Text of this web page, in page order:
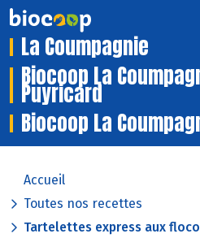
La Coumpagnie
Biocoop La
Puyricard
Biocoop La
Accueil
Toutes nos recettes
Tartelettes express aux